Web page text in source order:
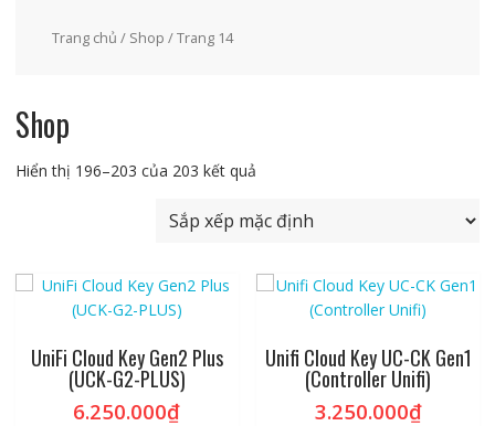
Trang chủ / Shop / Trang 14
Shop
Hiển thị 196–203 của 203 kết quả
UniFi Cloud Key Gen2 Plus
(UCK-G2-PLUS)
6.250.000₫
Unifi Cloud Key UC-CK Gen1
(Controller Unifi)
3.250.000₫